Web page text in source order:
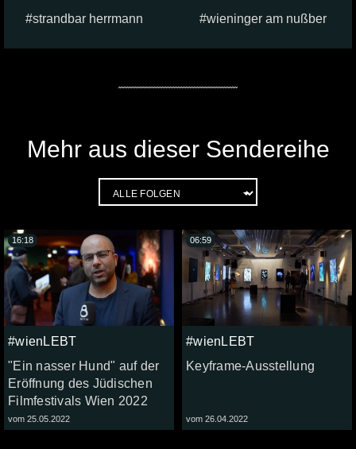
strandbar herrmann
wieninger am nußber
Mehr aus dieser Sendereihe
#wienLEBT
"Ein nasser Hund" auf der
Eröffnung des Jüdischen
Filmfestivals Wien 2022
vom 25.05.2022
16:18
#wienLEBT
Keyframe-Ausstellung
vom 26.04.2022
06:59